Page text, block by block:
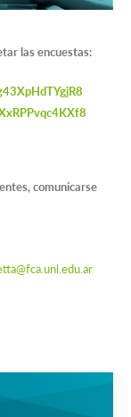
las encuestas:
comunicarse